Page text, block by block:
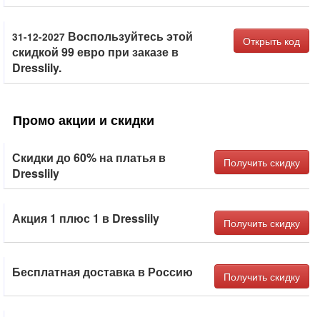
31-12-2027 Воспользуйтесь этой
скидкой 99 евро при заказе в
Dresslily.
Открыть код
Промо акции и скидки
Скидки до 60% на платья в
Dresslily
Получить скидку
Акция 1 плюс 1 в Dresslily Получить скидку
Бесплатная доставка в Россию Получить скидку